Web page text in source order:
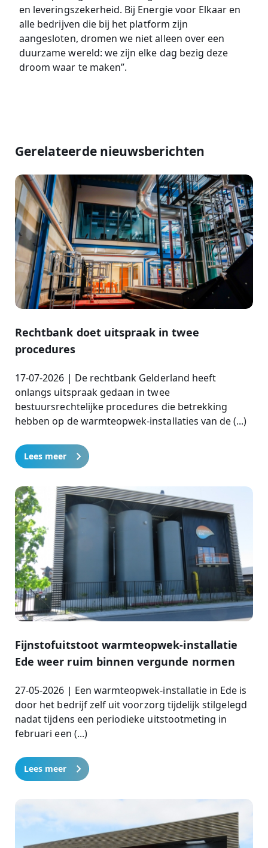
en leveringszekerheid. Bij Energie voor Elkaar en
alle bedrijven die bij het platform zijn
aangesloten, dromen we niet alleen over een
duurzame wereld: we zijn elke dag bezig deze
droom waar te maken”.
Gerelateerde nieuwsberichten
Rechtbank doet uitspraak in twee
procedures
17-07-2026 | De rechtbank Gelderland heeft
onlangs uitspraak gedaan in twee
bestuursrechtelijke procedures die betrekking
hebben op de warmteopwek-installaties van de (...)
Lees meer
Fijnstofuitstoot warmteopwek-installatie
Ede weer ruim binnen vergunde normen
27-05-2026 | Een warmteopwek-installatie in Ede is
door het bedrijf zelf uit voorzorg tijdelijk stilgelegd
nadat tijdens een periodieke uitstootmeting in
februari een (...)
Lees meer